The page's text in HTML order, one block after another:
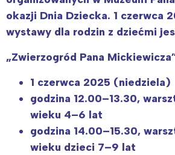
okazji Dnia Dziecka. 1 czerwca
wystawy dla rodzin z dziećmi
„Zwierzogród Pana
1 czerwca 2025 (niedziela)
godzina 12.00–13.30,
wieku 4–6 lat
godzina 14.00–15.30,
wieku dzieci 7–9 lat